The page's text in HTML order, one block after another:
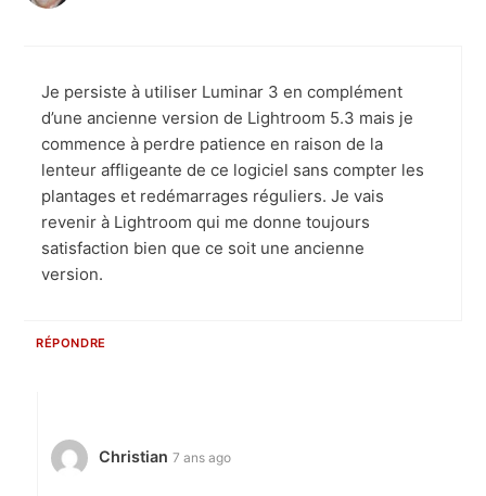
Je persiste à utiliser Luminar 3 en complément
d’une ancienne version de Lightroom 5.3 mais je
commence à perdre patience en raison de la
lenteur affligeante de ce logiciel sans compter les
plantages et redémarrages réguliers. Je vais
revenir à Lightroom qui me donne toujours
satisfaction bien que ce soit une ancienne
version.
RÉPONDRE
Christian 7 ans ago